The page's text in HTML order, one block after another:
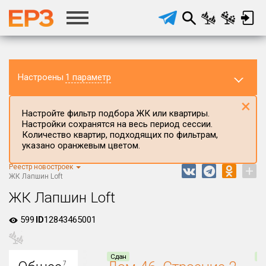
Настроены 1 параметр
Регион ЖК
Волгоградская область
Все
Населённый пункт
Настройте фильтр подбора ЖК или квартиры.
Настройки сохранятся на весь период сессии.
Количество квартир, подходящих по фильтрам,
указано оранжевым цветом.
×
Реестр новостроек
ЖК Лапшин Loft
+
ЖК Лапшин Loft
599 ID12843465001
7
Сдан